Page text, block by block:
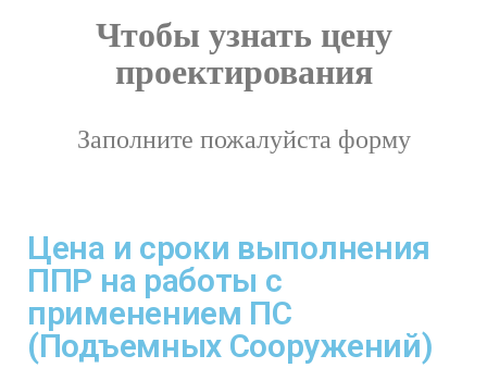
Чтобы узнать цену
проектирования
Заполните пожалуйста форму
Цена и сроки выполнения
ППР на работы с
применением ПС
(Подъемных Сооружений)